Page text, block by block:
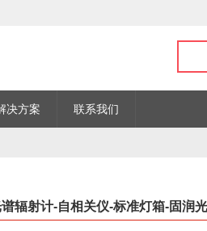
决方案 联系我们
辐射计-自相关仪-标准灯箱-固润